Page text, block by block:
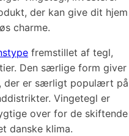
der kan give dit hjem
charme.
fremstillet af tegl,
Den særlige form giver
der er særligt populært på
Vingetegl er
over for de skiftende
danske klima​.